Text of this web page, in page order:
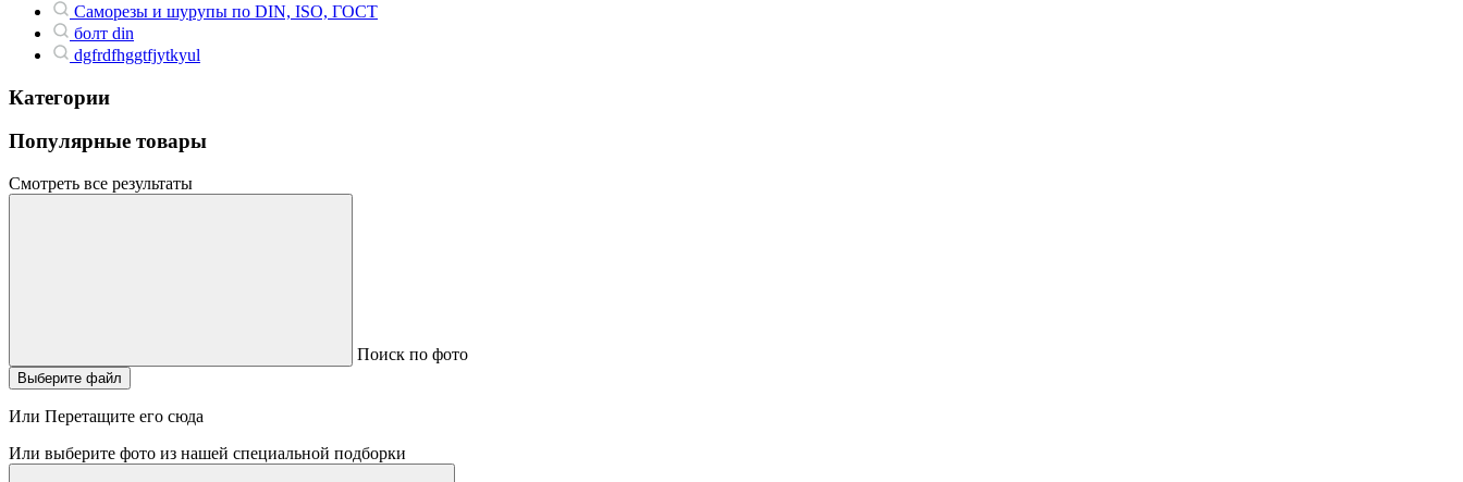
Саморезы и шурупы по DIN, ISO, ГОСТ
болт din
dgfrdfhggtfjytkyul
Категории
Популярные товары
Смотреть все результаты
Поиск по фото
Выберите файл
Или Перетащите его сюда
Или выберите фото из нашей специальной подборки